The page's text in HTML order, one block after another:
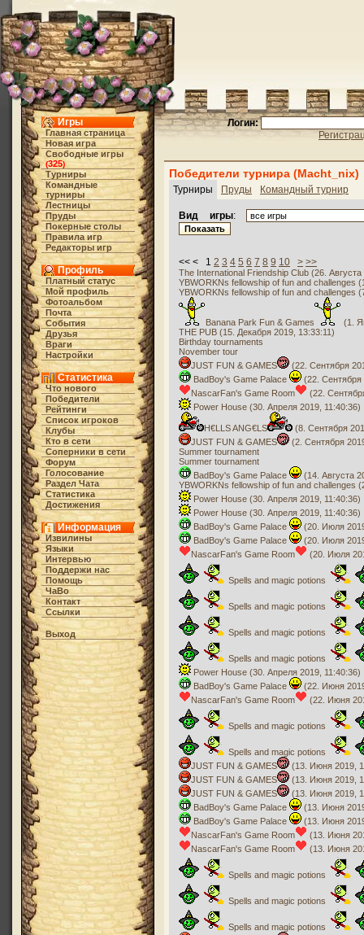
Игры
Главная страница
Новая игра
Свободные игры
(325)
Турниры
Командные
турниры
Лестницы
Пруды
Покерные столы
Правила игр
Редакторы игр
Профиль
Платный статус
Мой профиль
Фотоальбом
Почта
События
Друзья
Враги
Настройки
Статистика
Что нового
Победители
Рейтинги
Список игроков
Клубы
Кто в cети
Соперники в сети
Форум
Голосование
Раздел Чата
Статистика
Достижения
Информация
Извилины
Языки
Интервью
Поддержи нас
Помощь
ЧаВо
Контакт
Ссылки
Выход
Логин:
Победители турнира (Macht_nix)
Турниры Пруды Командный турнир
Вид игры:
<< < 1 2 3 4 5 6 7 8 9 10 > >>
The International Friendship Club (26.
YBWORKNs fellowship of fun and challenges
YBWORKNs fellowship of fun and challenges
Banana Park Fun & Games
(1.
THE PUB (15. Декабря 2019, 13:33:11)
Birthday tournaments
November tour
JUST FUN & GAMES
(22. Сентября
BadBoy's Game Palace
(22. Сентября
NascarFan's Game Room
(22.
Power House (30. Апреля 2019, 11:40:36)
H€LLS ANG€LS
(8. Сентября
JUST FUN & GAMES
(2. Сентября
Summer tournament
Summer tournament
BadBoy's Game Palace
(14. Августа
YBWORKNs fellowship of fun and challenges
Power House (30. Апреля 2019, 11:40:36)
Power House (30. Апреля 2019, 11:40:36)
BadBoy's Game Palace
(20. Июля
BadBoy's Game Palace
(20. Июля
NascarFan's Game Room
(20. Июля
Spells and magic potions
Spells and magic potions
Spells and magic potions
Spells and magic potions
Power House (30. Апреля 2019, 11:40:36)
BadBoy's Game Palace
(22. Июня
NascarFan's Game Room
(22. Июня
Spells and magic potions
Spells and magic potions
JUST FUN & GAMES
(13. Июня 2019,
JUST FUN & GAMES
(13. Июня 2019,
JUST FUN & GAMES
(13. Июня 2019,
BadBoy's Game Palace
(13. Июня
BadBoy's Game Palace
(13. Июня
NascarFan's Game Room
(13. Июня
NascarFan's Game Room
(13. Июня
Spells and magic potions
Spells and magic potions
Spells and magic potions